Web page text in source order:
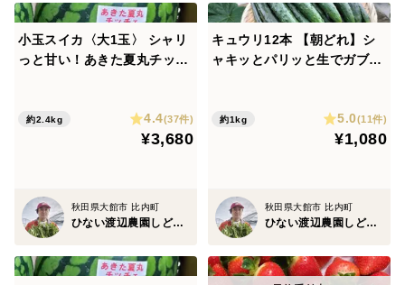
小玉スイカ〈大1玉〉 シャリ
っと甘い！あきた夏丸チッチ
約2.4kg 4.4(37件)
¥3,680
秋田県大館市 比内町
ひない渡辺農園しどけ村
キュウリ12本 【朝どれ】シ
ャキッとパリッと生でガブッ
約1kg 5.0(11件)
¥1,080
秋田県大館市 比内町
ひない渡辺農園しどけ村